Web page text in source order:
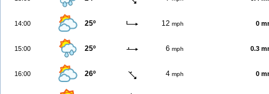
14:00 25º 12 mph 0
15:00 25º 6 mph 0.3
16:00 26º 4 mph 0